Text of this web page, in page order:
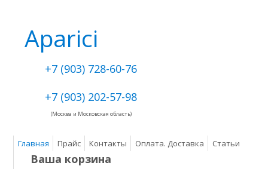
Aparici
+7 (903) 728-60-76
+7 (903) 202-57-98
(Москва и Московская область)
Главная Прайс Контакты Оплата. Доставка Статьи
Ваша корзина